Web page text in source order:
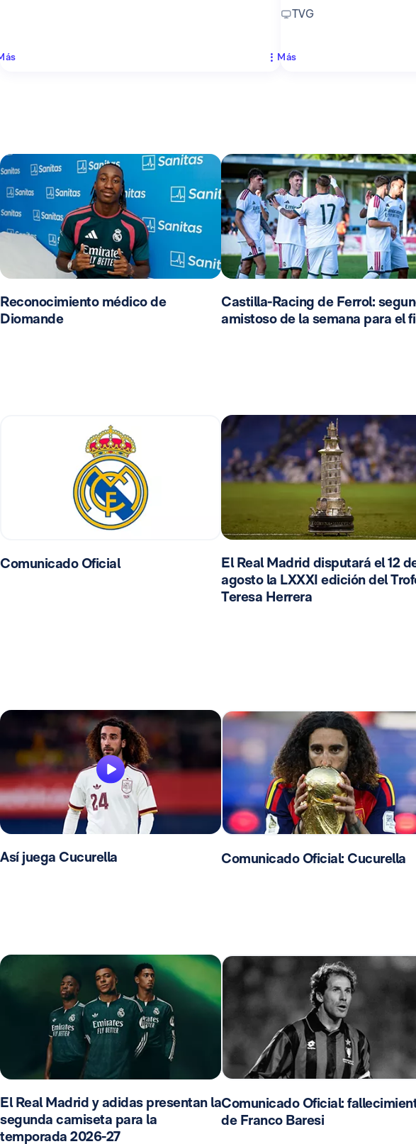
TVG
Más
Reconocimiento médico de
Diomande
Castilla-Racing de Ferrol:
amistoso de la semana para el
Comunicado Oficial
El Real Madrid disputará el 12
agosto la LXXXI edición del
Teresa Herrera
Así juega Cucurella Comunicado Oficial: Cucurella
El Real Madrid y adidas presentan la
segunda camiseta para la
temporada 2026-27
Comunicado Oficial:
de Franco Baresi